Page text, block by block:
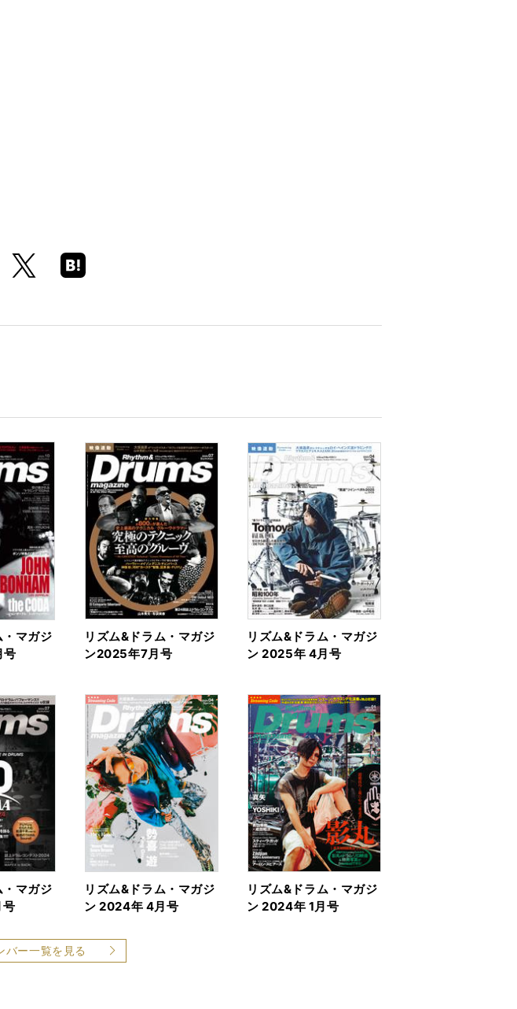
Hatena
Boo
・マガジ
号
リズム&ドラム・マガジ
ン2025年7月号
リズム&ドラム・マガジ
ン 2025年 4月号
・マガジ
リズム&ドラム・マガジ
ン 2024年 4月号
リズム&ドラム・マガジ
ン 2024年 1月号
バー一覧を見る